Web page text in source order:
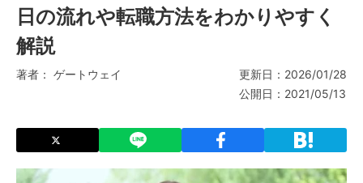
日の流れや転職方法をわかりやすく
解説
著者： ゲートウェイ 更新日： 2026/01/28
公開日： 2021/05/13